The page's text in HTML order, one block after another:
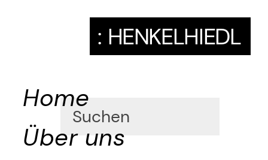
: HENKELHIEDL
Home
Über uns